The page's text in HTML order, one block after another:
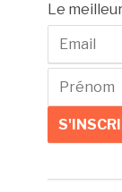
Le